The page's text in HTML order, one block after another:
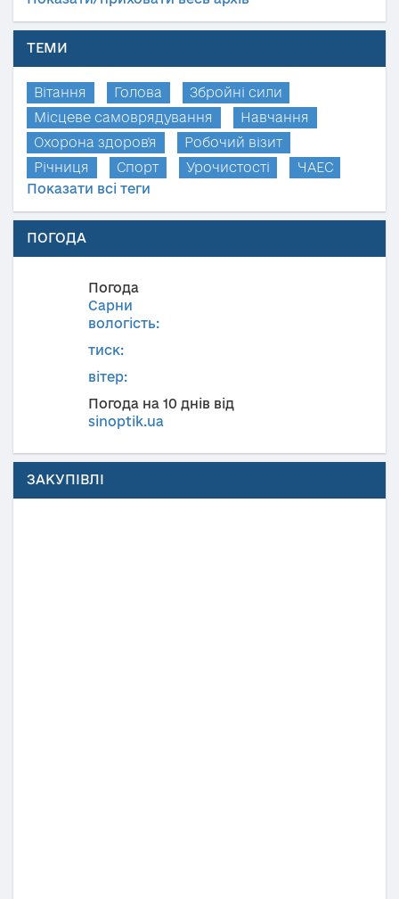
ТЕМИ
Вітання Голова
Збройні сили
Місцеве самоврядування
Навчання
Охорона здоров'я
Робочий візит
Річниця
Спорт Урочистості
ЧАЕС
Показати всі теги
ПОГОДА
Погода
Сарни
вологість:
тиск:
вітер:
Погода на 10 днів від
sinoptik.ua
ЗАКУПІВЛІ